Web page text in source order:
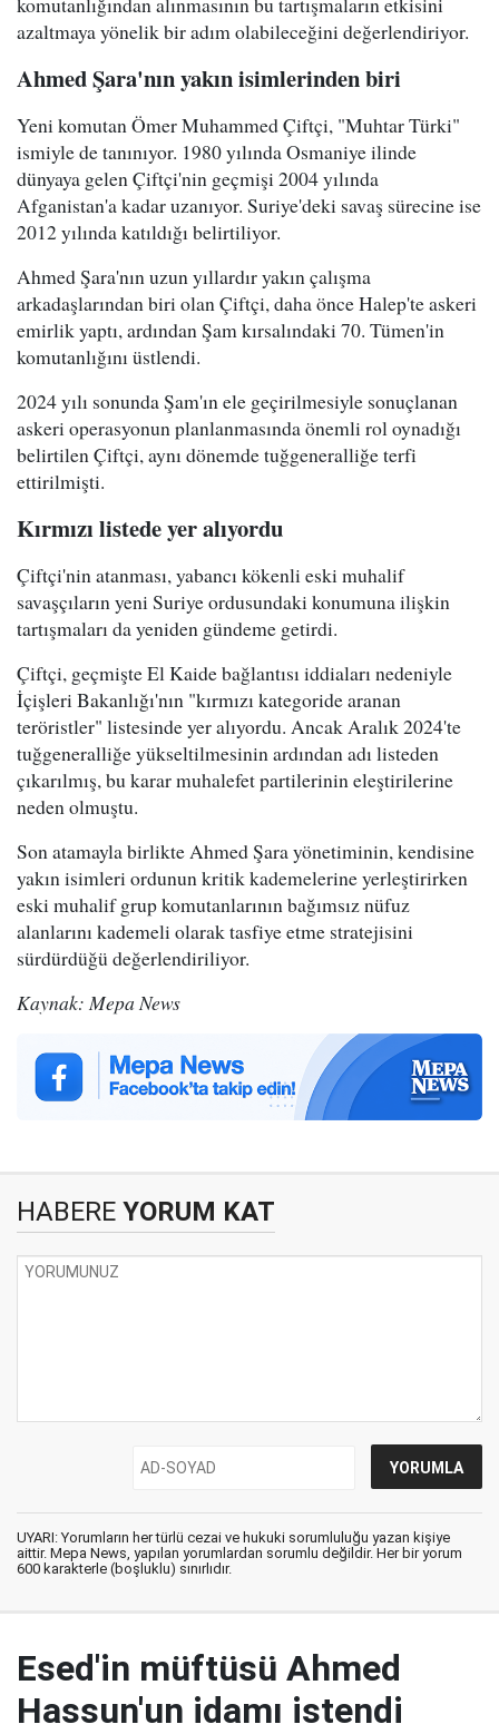
azaltmaya yönelik bir adım olabileceğini değerlendiriyor.
Ahmed Şara'nın yakın isimlerinden biri
Yeni komutan Ömer Muhammed Çiftçi, "Muhtar Türki"
ismiyle de tanınıyor. 1980 yılında Osmaniye ilinde
dünyaya gelen Çiftçi'nin geçmişi 2004 yılında
Afganistan'a kadar uzanıyor. Suriye'deki savaş sürecine ise
2012 yılında katıldığı belirtiliyor.
Ahmed Şara'nın uzun yıllardır yakın çalışma
arkadaşlarından biri olan Çiftçi, daha önce Halep'te askeri
emirlik yaptı, ardından Şam kırsalındaki 70. Tümen'in
komutanlığını üstlendi.
2024 yılı sonunda Şam'ın ele geçirilmesiyle sonuçlanan
askeri operasyonun planlanmasında önemli rol oynadığı
belirtilen Çiftçi, aynı dönemde tuğgeneralliğe terfi
ettirilmişti.
Kırmızı listede yer alıyordu
Çiftçi'nin atanması, yabancı kökenli eski muhalif
savaşçıların yeni Suriye ordusundaki konumuna ilişkin
tartışmaları da yeniden gündeme getirdi.
Çiftçi, geçmişte El Kaide bağlantısı iddiaları nedeniyle
İçişleri Bakanlığı'nın "kırmızı kategoride aranan
teröristler" listesinde yer alıyordu. Ancak Aralık 2024'te
tuğgeneralliğe yükseltilmesinin ardından adı listeden
çıkarılmış, bu karar muhalefet partilerinin eleştirilerine
neden olmuştu.
Son atamayla birlikte Ahmed Şara yönetiminin, kendisine
yakın isimleri ordunun kritik kademelerine yerleştirirken
eski muhalif grup komutanlarının bağımsız nüfuz
alanlarını kademeli olarak tasfiye etme stratejisini
sürdürdüğü değerlendiriliyor.
Kaynak: Mepa News
HABERE YORUM KAT
UYARI: Yorumların her türlü cezai ve hukuki sorumluluğu yazan kişiye
aittir. Mepa News, yapılan yorumlardan sorumlu değildir. Her bir yorum
600 karakterle (boşluklu) sınırlıdır.
Esed'in müftüsü Ahmed
Hassun'un idamı istendi